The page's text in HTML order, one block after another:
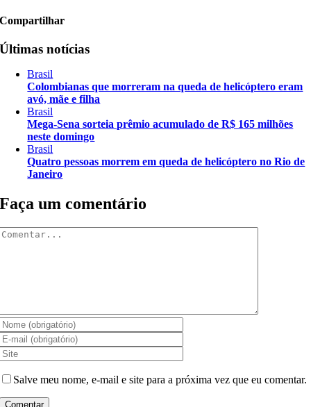
Compartilhar
Últimas notícias
Brasil
Colombianas que morreram na queda de helicóptero eram
avó, mãe e filha
Brasil
Mega-Sena sorteia prêmio acumulado de R$ 165 milhões
neste domingo
Brasil
Quatro pessoas morrem em queda de helicóptero no Rio de
Janeiro
Faça um comentário
Salve meu nome, e-mail e site para a próxima vez que eu comentar.